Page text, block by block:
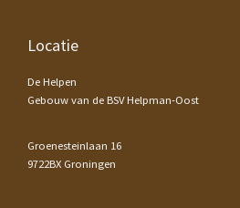
Footer
Locatie
De Helpen
Gebouw van de BSV Helpman-Oost
Groenesteinlaan 16
9722BX Groningen